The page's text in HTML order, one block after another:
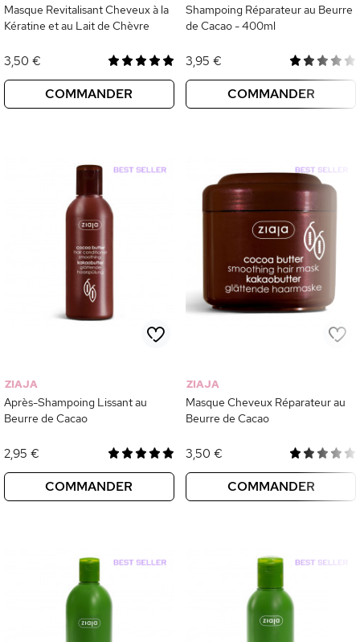
Masque Revitalisant Cheveux à la
Kératine et au Lait de Chèvre
3,50 €
COMMANDER
Shampoing Réparateur au Beurre
de Cacao - 400ml
3,95 €
COMMANDER
ZIAJA
Après-Shampoing Lissant au
Beurre de Cacao
2,95 €
COMMANDER
ZIAJA
Masque Cheveux Réparateur au
Beurre de Cacao
3,50 €
COMMANDER